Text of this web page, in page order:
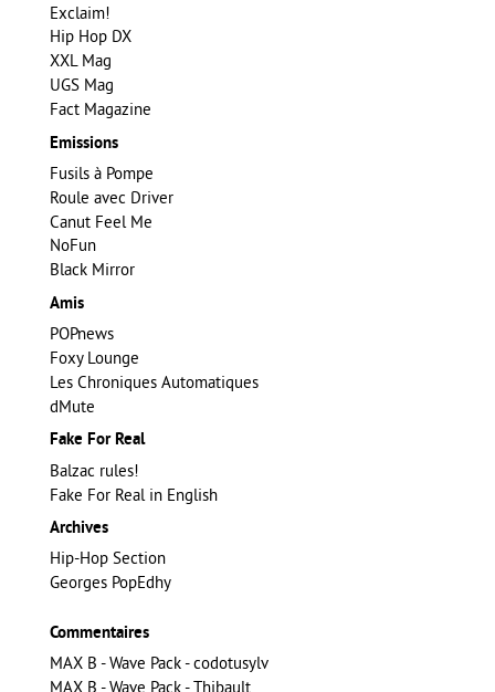
Exclaim!
Hip Hop DX
XXL Mag
UGS Mag
Fact Magazine
Emissions
Fusils à Pompe
Roule avec Driver
Canut Feel Me
NoFun
Black Mirror
Amis
POPnews
Foxy Lounge
Les Chroniques Automatiques
dMute
Fake For Real
Balzac rules!
Fake For Real in English
Archives
Hip-Hop Section
Georges PopEdhy
Commentaires
MAX B - Wave Pack - codotusylv
MAX B - Wave Pack - Thibault